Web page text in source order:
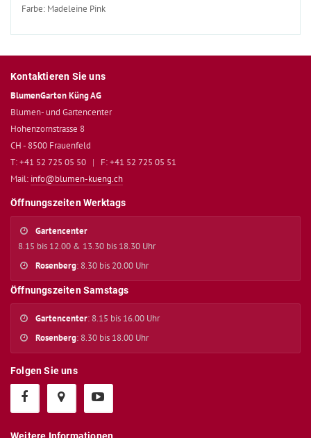
Farbe: Madeleine Pink
Kontaktieren Sie uns
BlumenGarten Küng AG
Blumen- und Gartencenter
Hohenzornstrasse 8
CH - 8500 Frauenfeld
T: +41 52 725 05 50 |
F: +41 52 725 05 51
Mail: info@blumen-kueng.ch
Öffnungszeiten Werktags
Gartencenter
8.15 bis 12.00 & 13.30 bis 18.30 Uhr
Rosenberg: 8.30 bis 20.00 Uhr
Öffnungszeiten Samstags
Gartencenter: 8.15 bis 16.00 Uhr
Rosenberg: 8.30 bis 18.00 Uhr
Folgen Sie uns